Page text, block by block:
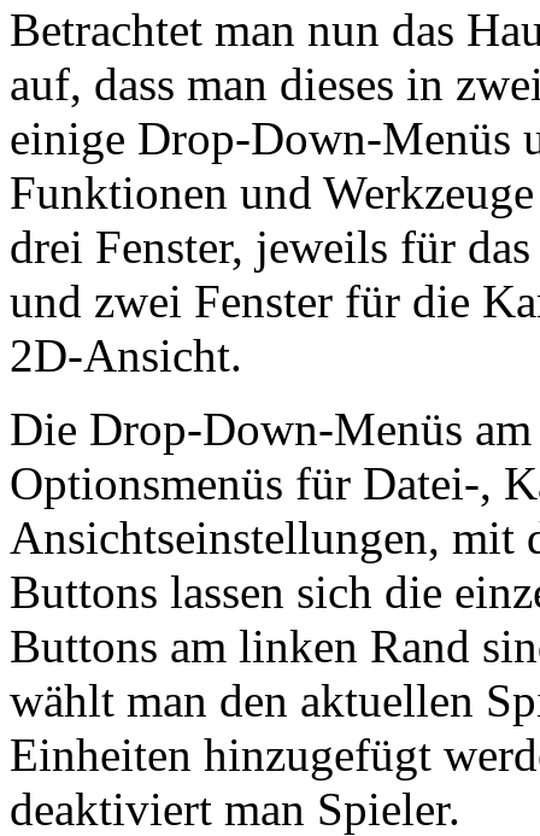
Betrachtet man nun das
auf, dass man dieses in
einige Drop-Down-Menüs
Funktionen und
drei Fenster, jeweils für
und zwei Fenster für die
2D-Ansicht.
Die Drop-Down-Menüs
Optionsmenüs für Datei-,
Ansichtseinstellungen, mit
Buttons lassen sich die
Buttons am linken Rand
wählt man den aktuellen
Einheiten hinzugefügt
deaktiviert man Spieler.